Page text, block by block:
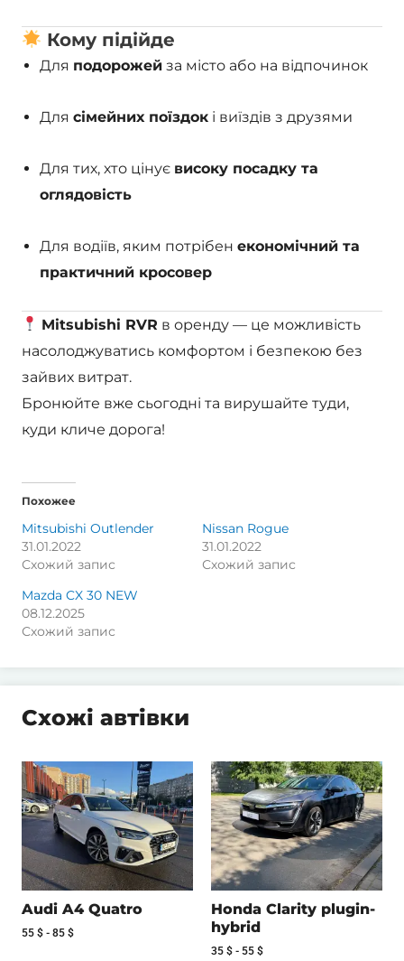
Кому підійде
Для подорожей за місто або на відпочинок
Для сімейних поїздок і виїздів з друзями
Для тих, хто цінує високу посадку та
оглядовість
Для водіїв, яким потрібен економічний та
практичний кросовер
Mitsubishi RVR в оренду — це можливість
насолоджуватись комфортом і безпекою без
зайвих витрат.
Бронюйте вже сьогодні та вирушайте туди,
куди кличе дорога!
Похожее
Mitsubishi Outlender
31.01.2022
Схожий запис
Nissan Rogue
31.01.2022
Схожий запис
Mazda CX 30 NEW
08.12.2025
Схожий запис
Схожі автівки
Audi A4 Quatro
55 $ - 85 $
Honda Clarity plugin-
hybrid
35 $ - 55 $